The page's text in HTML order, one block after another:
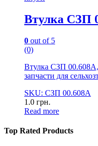
Втулка СЗП
0 out of 5
(0)
Втулка СЗП
запчасти для
SKU: СЗП 00.608А
1.0 грн.
Read more
Top Rated Products